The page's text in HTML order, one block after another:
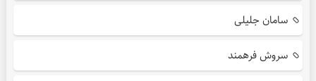
سامان جلیلی
سروش فرهمند